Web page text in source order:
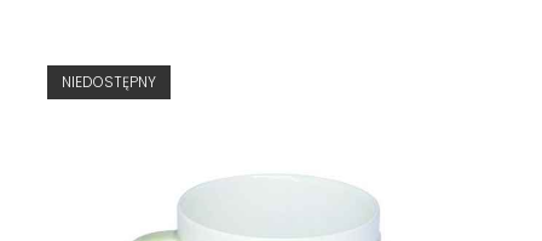
NIEDOSTĘPNY